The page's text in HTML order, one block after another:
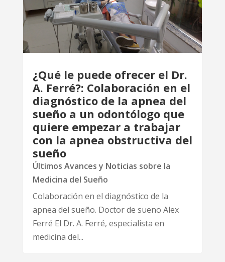
¿Qué le puede ofrecer el Dr.
A. Ferré?: Colaboración en el
diagnóstico de la apnea del
sueño a un odontólogo que
quiere empezar a trabajar
con la apnea obstructiva del
sueño
Últimos Avances y Noticias sobre la
Medicina del Sueño
Colaboración en el diagnóstico de la
apnea del sueño. Doctor de sueno Alex
Ferré El Dr. A. Ferré, especialista en
medicina del...